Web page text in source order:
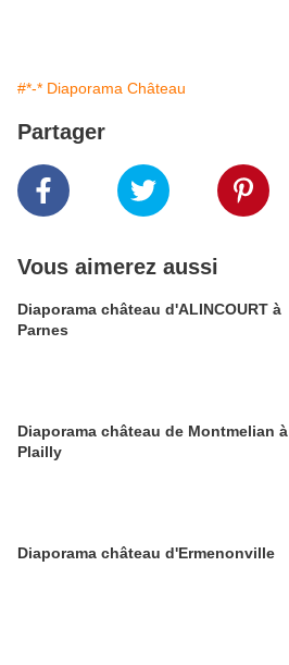
#*-* Diaporama Château
Partager
Vous aimerez aussi
Diaporama château d'ALINCOURT à
Parnes
Diaporama château de Montmelian à
Plailly
Diaporama château d'Ermenonville